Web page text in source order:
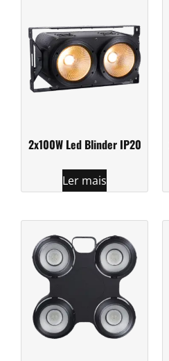
2x100W Led Blinder IP20
Ler mais